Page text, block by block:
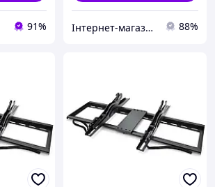
91% Інтернет-магазин "Vel24" 88%